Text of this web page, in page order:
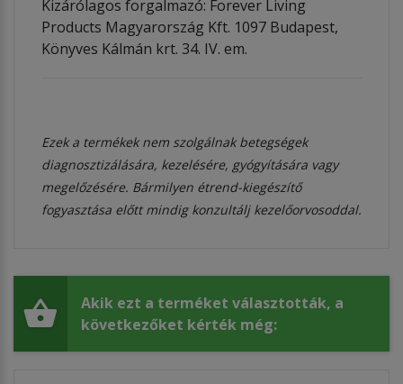
Kizárólagos forgalmazó: Forever Living
Products Magyarország Kft. 1097 Budapest,
Könyves Kálmán krt. 34. IV. em.
Ezek a termékek nem szolgálnak betegségek
diagnosztizálására, kezelésére, gyógyítására vagy
megelőzésére. Bármilyen étrend-kiegészítő
fogyasztása előtt mindig konzultálj kezelőorvosoddal.
Akik ezt a terméket választották, a
következőket kérték még: